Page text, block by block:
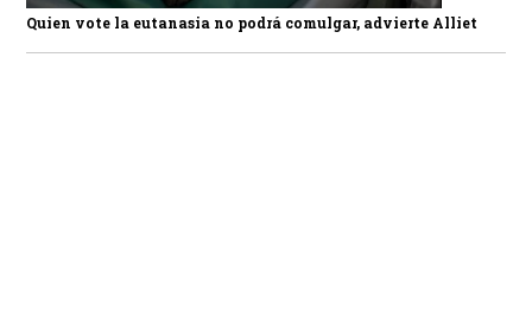
Quien vote la eutanasia no podrá comulgar, advierte Alliet